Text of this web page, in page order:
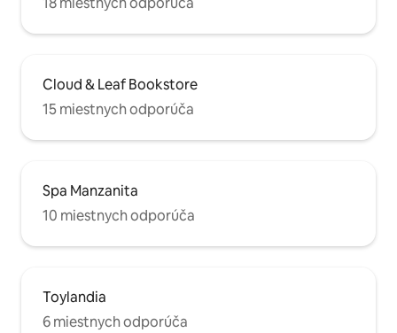
Cloud & Leaf Bookstore
15 miestnych odporúča
Spa Manzanita
10 miestnych odporúča
Toylandia
6 miestnych odporúča